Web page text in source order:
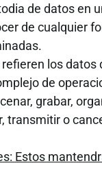
de datos en
de cualquier
los
de
grabar,
transmitir o
Estos